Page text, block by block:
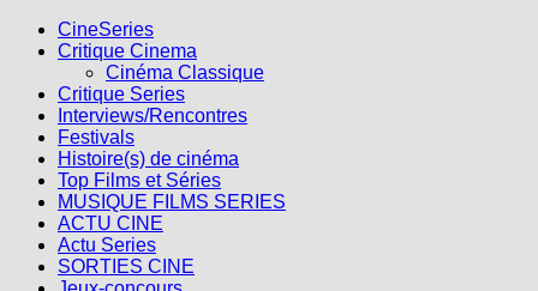
CineSeries
Critique Cinema
Cinéma Classique
Critique Series
Interviews/Rencontres
Festivals
Histoire(s) de cinéma
Top Films et Séries
MUSIQUE FILMS SERIES
ACTU CINE
Actu Series
SORTIES CINE